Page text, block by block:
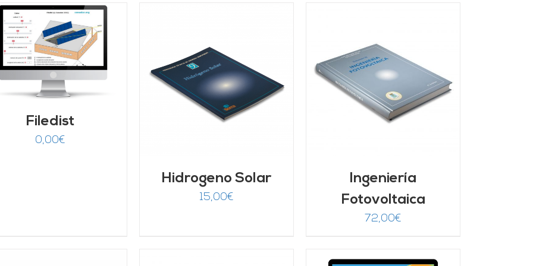
Filedist
0,00€
DETALLES
Hidrogeno Solar
15,00€
AÑADIR AL CARRITO
DETALLES
Ingeniería
Fotovoltaica
72,00€